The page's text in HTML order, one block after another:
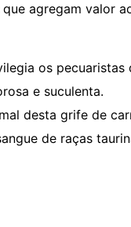
agregam valor
os
e suculenta.
desta grife de
de raças